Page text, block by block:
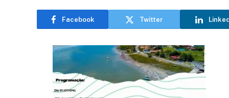
Facebook Twitter